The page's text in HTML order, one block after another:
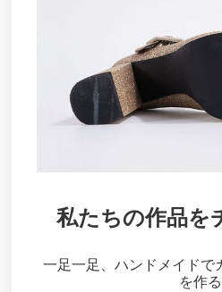
私たちの作品を
一足一足、ハンドメイドで
を作る